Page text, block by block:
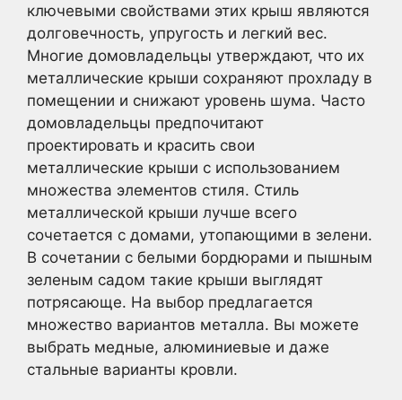
ключевыми свойствами этих крыш являются
долговечность, упругость и легкий вес.
Многие домовладельцы утверждают, что их
металлические крыши сохраняют прохладу в
помещении и снижают уровень шума. Часто
домовладельцы предпочитают
проектировать и красить свои
металлические крыши с использованием
множества элементов стиля. Стиль
металлической крыши лучше всего
сочетается с домами, утопающими в зелени.
В сочетании с белыми бордюрами и пышным
зеленым садом такие крыши выглядят
потрясающе. На выбор предлагается
множество вариантов металла. Вы можете
выбрать медные, алюминиевые и даже
стальные варианты кровли.